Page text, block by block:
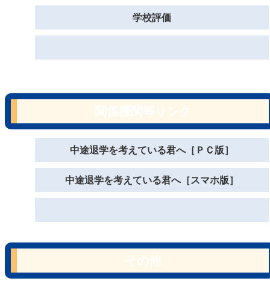
学校評価
中途退学を考えている君へ［ＰＣ版］
中途退学を考えている君へ［スマホ版］